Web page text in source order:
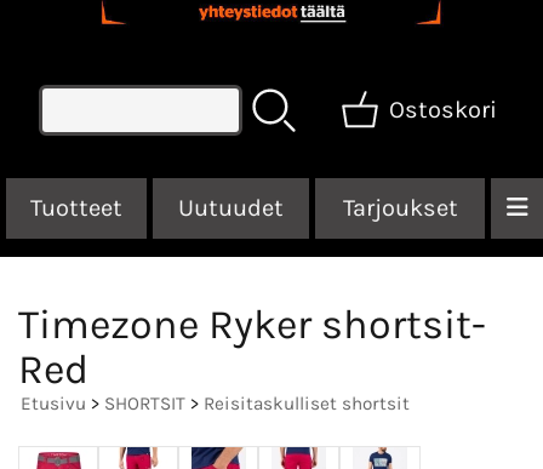
Ostoskori
Tuotteet Uutuudet Tarjoukset
Timezone Ryker shortsit-
Red
Etusivu > SHORTSIT > Reisitaskulliset shortsit